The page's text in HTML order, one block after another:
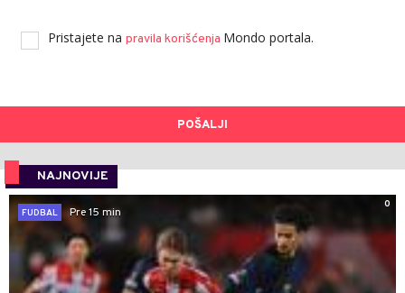
Pristajete na pravila korišćenja Mondo portala.
POŠALJI
NAJNOVIJE
0
FUDBAL
Pre 15 min